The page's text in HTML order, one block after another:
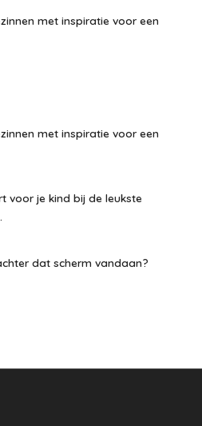
met inspiratie voor een
met inspiratie voor een
voor je kind bij de leukste
dat scherm vandaan?